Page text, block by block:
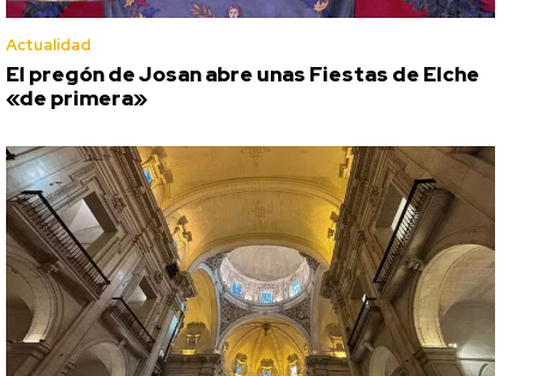
Actualidad
El pregón de Josan abre unas Fiestas de Elche
«de primera»